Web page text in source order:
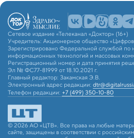
Сетевое издание «Телеканал «Доктор» (16+)
Учредитель: Акционерное общество
Зарегистрировано Федеральной службой по
информационных технологий и массовых
Регистрационный номер и дата принятия
Эл № ФС77-81999 от 18.10.2021 г.
Главный редактор: Закамская Э.В.
Электронный адрес редакции:
Телефон редакции: +7 (499) 350-10-80
© 2026 АО «ЦТВ». Все права на любые
сайте, защищены в соответствии с